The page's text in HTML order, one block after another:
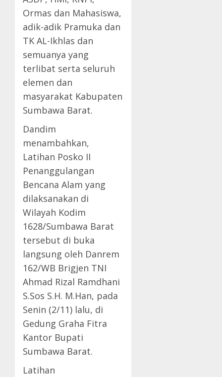
Ormas dan Mahasiswa,
adik-adik Pramuka dan
TK AL-Ikhlas dan
semuanya yang
terlibat serta seluruh
elemen dan
masyarakat Kabupaten
Sumbawa Barat.
Dandim
menambahkan,
Latihan Posko II
Penanggulangan
Bencana Alam yang
dilaksanakan di
Wilayah Kodim
1628/Sumbawa Barat
tersebut di buka
langsung oleh Danrem
162/WB Brigjen TNI
Ahmad Rizal Ramdhani
S.Sos S.H. M.Han, pada
Senin (2/11) lalu, di
Gedung Graha Fitra
Kantor Bupati
Sumbawa Barat.
Latihan